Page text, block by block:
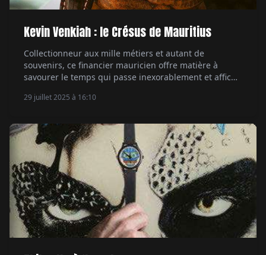
Kevin Venkiah : le Crésus de Mauritius
Collectionneur aux mille métiers et autant de
souvenirs, ce financier mauricien offre matière à
savourer le temps qui passe inexorablement et affiche
Emmanuel Galiero.
29 juillet 2025 à 16:10